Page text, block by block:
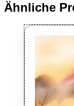
Ähnliche